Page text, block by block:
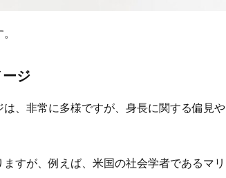
ジ
、非常に多様ですが、身長に関する偏見や
すが、例えば、米国の社会学者であるマリ